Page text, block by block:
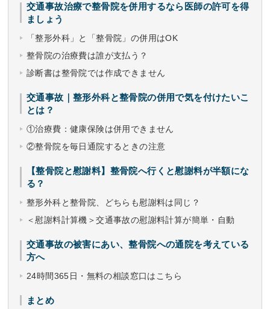
交通事故治療で整骨院を併用するなら医師の許可を得
ましょう
「整形外科」と「整骨院」の併用はOK
整骨院の治療費は誰が支払う？
診断書は整骨院では作成できません
交通事故｜整形外科と整骨院の併用で気を付けたいこ
とは？
①治療費：健康保険は併用できません
②整骨院を毎日通院するときの注意
【整骨院と慰謝料】整骨院へ行くと慰謝料が半額にな
る？
整形外科と整骨院、どちらも慰謝料は同じ？
＜慰謝料計算機＞交通事故の慰謝料計算が簡単・自動
交通事故の被害にあい、整骨院への通院を考えている
方へ
24時間365日・無料の相談窓口はこちら
まとめ